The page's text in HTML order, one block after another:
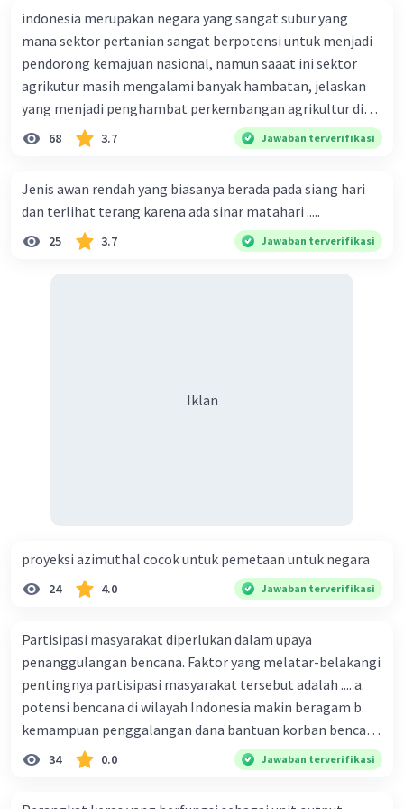
Iklan
berdurasi singkat
Dalam pernyataan tersebut, disebutkan bahwa
badai dengan intensitas tinggi umumnya
berdurasi singkat. Ini disebabkan karena badai
dengan intensitas yang tinggi biasanya
mungkin juga petir dan kilat yang intens. Namun,
karena badai semacam itu membawa banyak
energi dan aktivitas, mereka cenderung bergerak
cepat melintasi daerah tertentu, sehingga durasi
terus-menerus dalam periode yang lebih lama.
umumnya berlangsung dalam waktu yang
singkat, sementara intensitas hujan yang kecil
cenderung berlangsung dalam waktu yang lebih
Beri Rating Balas
indonesia merupakan negara yang sangat subur yang
mana sektor pertanian sangat berpotensi untuk menjadi
pendorong kemajuan nasional, namun saaat ini sektor
agrikutur masih mengalami banyak hambatan, jelaskan
yang menjadi penghambat perkembangan agrikultur di
indonesia
68 3.7 Jawaban terverifikasi
Jenis awan rendah yang biasanya berada pada siang hari
dan terlihat terang karena ada sinar matahari .....
25 3.7 Jawaban terverifikasi
Iklan
proyeksi azimuthal cocok untuk pemetaan untuk negara
24 4.0 Jawaban terverifikasi
Partisipasi masyarakat diperlukan dalam upaya
penanggulangan bencana. Faktor yang melatar-belakangi
pentingnya partisipasi masyarakat tersebut adalah .... a.
potensi bencana di wilayah Indonesia makin beragam b.
kemampuan penggalangan dana bantuan korban bencana
makin tinggi c. pemahaman pendidikan kebencanaan
kepada masyarakat masih rendah d. masyarakat
34 0.0 Jawaban terverifikasi